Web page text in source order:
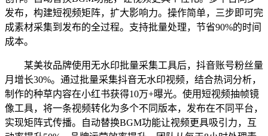
发布，构建短视频矩阵，扩大影响力。操作简单，三步即可完
成素材采集到发布的全过程。支持批量处理，节省90%的时间
成本。
某美妆品牌使用无水印批量采集工具后，抖音账号粉丝量
月增长30%。通过批量采集抖音无水印视频，结合热词分析，
制作的种草内容在小红书获得10万+曝光。使用短视频抽帧镜
像工具，将一条视频转化为多个不同版本，发布在不同平台，
实现矩阵式传播。自动替换BGM功能让视频更具吸引力，互